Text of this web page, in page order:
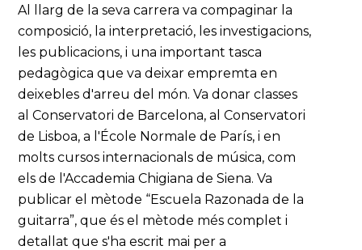
Al llarg de la seva carrera va compaginar la
composició, la interpretació, les investigacions,
les publicacions, i una important tasca
pedagògica que va deixar empremta en
deixebles d'arreu del món. Va donar classes
al Conservatori de Barcelona, al Conservatori
de Lisboa, a l'École Normale de París, i en
molts cursos internacionals de música, com
els de l'Accademia Chigiana de Siena. Va
publicar el mètode “Escuela Razonada de la
guitarra”, que és el mètode més complet i
detallat que s'ha escrit mai per a